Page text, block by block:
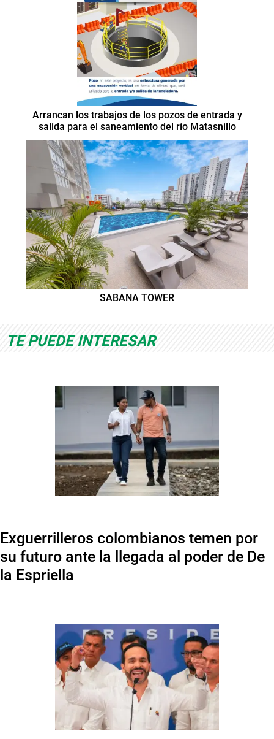
Arrancan los trabajos de los pozos de entrada y
salida para el saneamiento del río Matasnillo
SABANA TOWER
TE PUEDE INTERESAR
Exguerrilleros colombianos temen por
su futuro ante la llegada al poder de De
la Espriella